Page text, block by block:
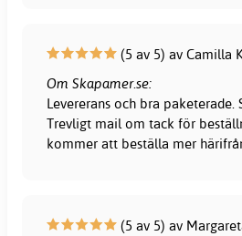
(5 av 5) av Camilla
Om Skapamer.se:
Levererans och bra paketerade.
Trevligt mail om tack för
kommer att beställa mer
(5 av 5) av